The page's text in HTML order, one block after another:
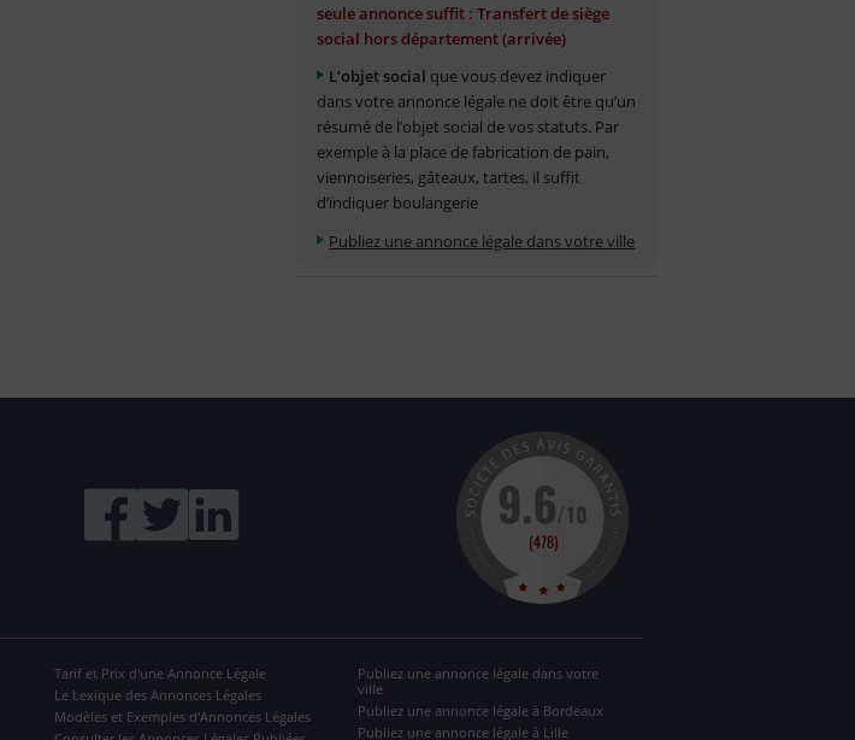
seule annonce suffit : Transfert de siège
social hors département (arrivée)
L’objet social que vous devez indiquer
dans votre annonce légale ne doit être qu’un
résumé de l’objet social de vos statuts. Par
exemple à la place de fabrication de pain,
viennoiseries, gâteaux, tartes, il suffit
d’indiquer boulangerie
Publiez une annonce légale dans votre ville
Tarif et Prix d'une Annonce Légale
Le Lexique des Annonces Légales
Modèles et Exemples d'Annonces Légales
Publiez une annonce légale dans votre
ville
Publiez une annonce légale à Bordeaux
Publiez une annonce légale à Lille